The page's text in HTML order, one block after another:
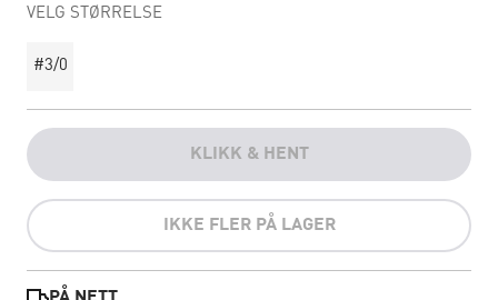
VELG STØRRELSE
#3/0
KLIKK & HENT
IKKE FLER PÅ LAGER